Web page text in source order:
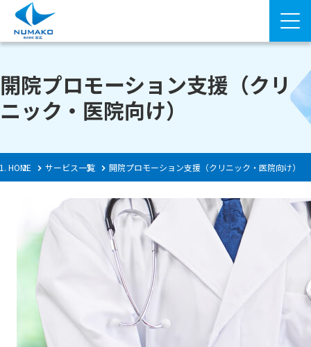
開院プロモーション支援（クリ
ニック・医院向け）
HOME サービス一覧 開院プロモーション支援（クリニック・医院向け）